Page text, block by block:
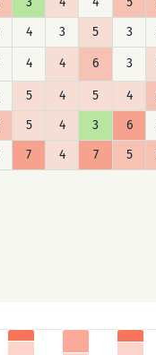
4 3 5 3
4 4 6 3
5 4 5 4
5 4 3 6
7 4 7 5